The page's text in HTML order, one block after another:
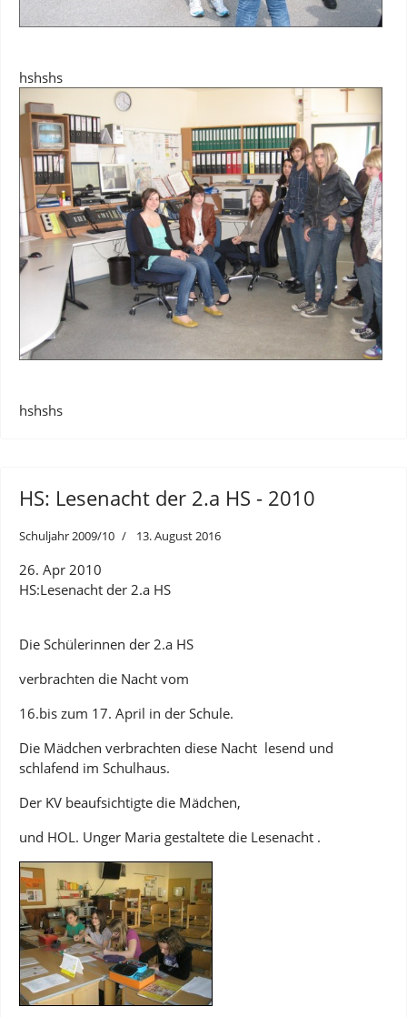
hshshs
hshshs
HS: Lesenacht der 2.a HS - 2010
Schuljahr 2009/10 13. August 2016
26. Apr 2010
HS:Lesenacht der 2.a HS
Die Schülerinnen der 2.a HS
verbrachten die Nacht vom
16.bis zum 17. April in der Schule.
Die Mädchen verbrachten diese Nacht lesend und
schlafend im Schulhaus.
Der KV beaufsichtigte die Mädchen,
und HOL. Unger Maria gestaltete die Lesenacht .